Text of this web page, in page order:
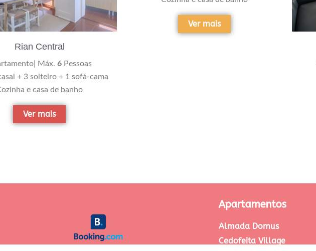
Rian Central
Máx.6 Pessoas
+ 3 solteiro + 1 sofá-cama
e casa de banho
Ver mais
Ver mais
Apartamentos
Almada Domus
Cedofeita Village